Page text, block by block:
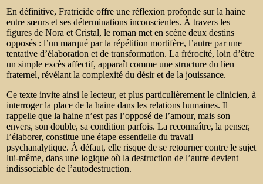
En définitive, Fratricide offre une réflexion profonde sur la haine
entre sœurs et ses déterminations inconscientes. À travers les
figures de Nora et Cristal, le roman met en scène deux destins
opposés : l’un marqué par la répétition mortifère, l’autre par une
tentative d’élaboration et de transformation. La frérocité, loin d’être
un simple excès affectif, apparaît comme une structure du lien
fraternel, révélant la complexité du désir et de la jouissance.
Ce texte invite ainsi le lecteur, et plus particulièrement le clinicien, à
interroger la place de la haine dans les relations humaines. Il
rappelle que la haine n’est pas l’opposé de l’amour, mais son
envers, son double, sa condition parfois. La reconnaître, la penser,
l’élaborer, constitue une étape essentielle du travail
psychanalytique. À défaut, elle risque de se retourner contre le sujet
lui-même, dans une logique où la destruction de l’autre devient
indissociable de l’autodestruction.